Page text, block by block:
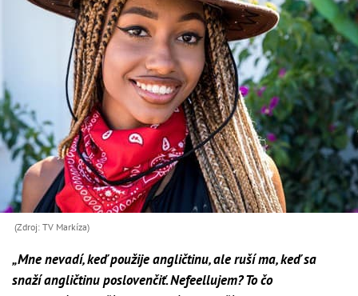
(Zdroj: TV Markíza)
„Mne nevadí, keď použije angličtinu, ale ruší ma, keď sa
snaží angličtinu poslovenčiť. Nefeellujem? To čo